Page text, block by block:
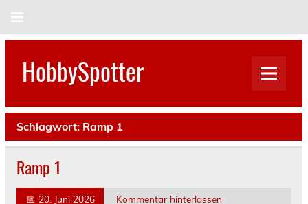
HobbySpotter
Schlagwort: Ramp 1
Ramp 1
📅 20. Juni 2026 Kommentar hinterlassen